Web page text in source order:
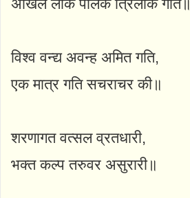
अखिल लोक पालक त्रिलोक गति॥
विश्व वन्द्य अवन्ह अमित गति,
एक मात्र गति सचराचर की॥
शरणागत वत्सल व्रतधारी,
भक्त कल्प तरुवर असुरारी॥